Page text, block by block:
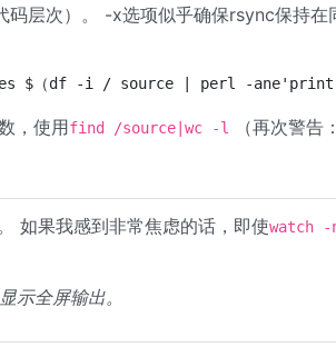
码层次）。 -x选项似乎确保rsync保持在
，使用find /source|wc -l
（再次警告
如果我感到非常焦虑的话，即使watch -
示全屏输出。